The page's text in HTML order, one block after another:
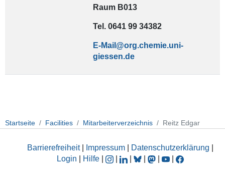
Raum B013
Tel. 0641 99 34382
E-Mail
Startseite Facilities Mitarbeiterverzeichnis Reitz Edgar
Barrierefreiheit| Impressum Datenschutzerklärung
Login
Hilfe